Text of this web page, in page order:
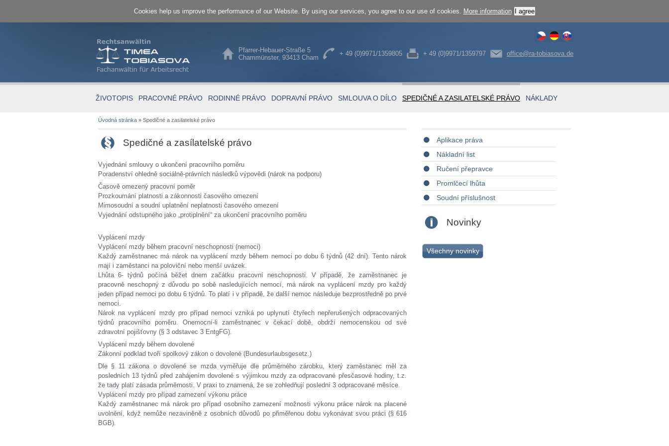
Cookies help us improve the performance of our Website. By using our services, you agree to our use of cookies. More information I agree
Pfarrer-Hebauer-Straße 5
Chammünster, 93413 Cham
+ 49 (0)9971/1359805 + 49 (0)9971/1359797 office@ra-tobiasova.de
ŽIVOTOPIS PRACOVNÉ PRÁVO RODINNÉ PRÁVO DOPRAVNÍ PRÁVO SMLOUVA O DÍLO SPEDIČNÉ A ZASILATELSKÉ PRÁVO NÁKLADY
Úvodná stránka » Spedičné a zasilatelské právo
Spedičné a zasílatelské právo
Vyjednání smlouvy o ukončení pracovního poměru
Poradenství ohledně sociálně-právních následků výpovědi (nárok na podporu)
Časově omezený pracovní poměr
Prozkoumání platnosti a zákonnosti časového omezení
Mimosoudní a soudní uplatnění neplatnosti časového omezení
Vyjednání odstupného jako „protiplnění“ za ukončení pracovního poměru
Vyplácení mzdy
Vyplácení mzdy během pracovní neschopnosti (nemoci)
Každý zaměstnanec má nárok na vyplácení mzdy během nemoci po dobu 6 týdnů (42 dní). Tento nárok
mají i zaměstanci na poloviční nebo menší uvázek.
Lhůta 6- týdnů počíná běžet dnem začátku pracovní neschopnosti. V případě, že zaměstnanec je
pracovně neschopný z důvodu po sobě nasledujících nemocí, má nárok na vyplácení mzdy pro každý
jeden případ nemoci po dobu 6 týdnů. To platí i v případě, že další nemoc následuje bezprostředně po prvé
nemoci.
Nárok na vyplácení mzdy pro případ nemoci vzniká po uplynutí čtyřech nepřerušených odpracovaných
týdnů pracovního poměru. Onemocní-li zaměstnanec v čekací době, obdrží nemocenskou od své
zdravotní pojišťovny (§ 3 odstavec 3 EntgFG).
Vyplácení mzdy během dovolené
Zákonní podklad tvoří spolkový zákon o dovolené (Bundesurlaubsgesetz.)
Dle § 11 zákona o dovolené se mzda vyměřuje dle průměrného zárobku, který zaměstanec měl za
posledních 13 týdnů před zahájením dovolené s výjimkou mzdy za odpracované přesčasové hodiny, t.z.
že tady platí zásada průměrnosti. V praxi to znamená, že se zohledňují poslední 3 odpracované měsíce.
Vyplácení mzdy pro případ zamezení výkonu práce
Každý zaměstnanec má nárok pro případ osobního zamezení možnosti výkonu práce nárok na placené
uvolnění, když nemůže nezaviněně z osobních důvodů po přiměřenou dobu vykonávat svou práci (§ 616
BGB).
Aplikace práva
Nákladní list
Ručení přepravce
Promlčecí lhůta
Soudní příslušnost
Novinky
Všechny novinky